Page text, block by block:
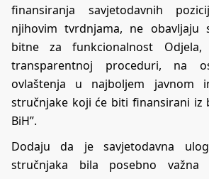
finansiranja savjetodavnih
njihovim tvrdnjama, ne obavljaju
bitne za funkcionalnost
transparentnoj proceduri, na
ovlaštenja u najboljem javnom
stručnjake koji će biti finansirani iz
BiH”.
Dodaju da je savjetodavna
stručnjaka bila posebno